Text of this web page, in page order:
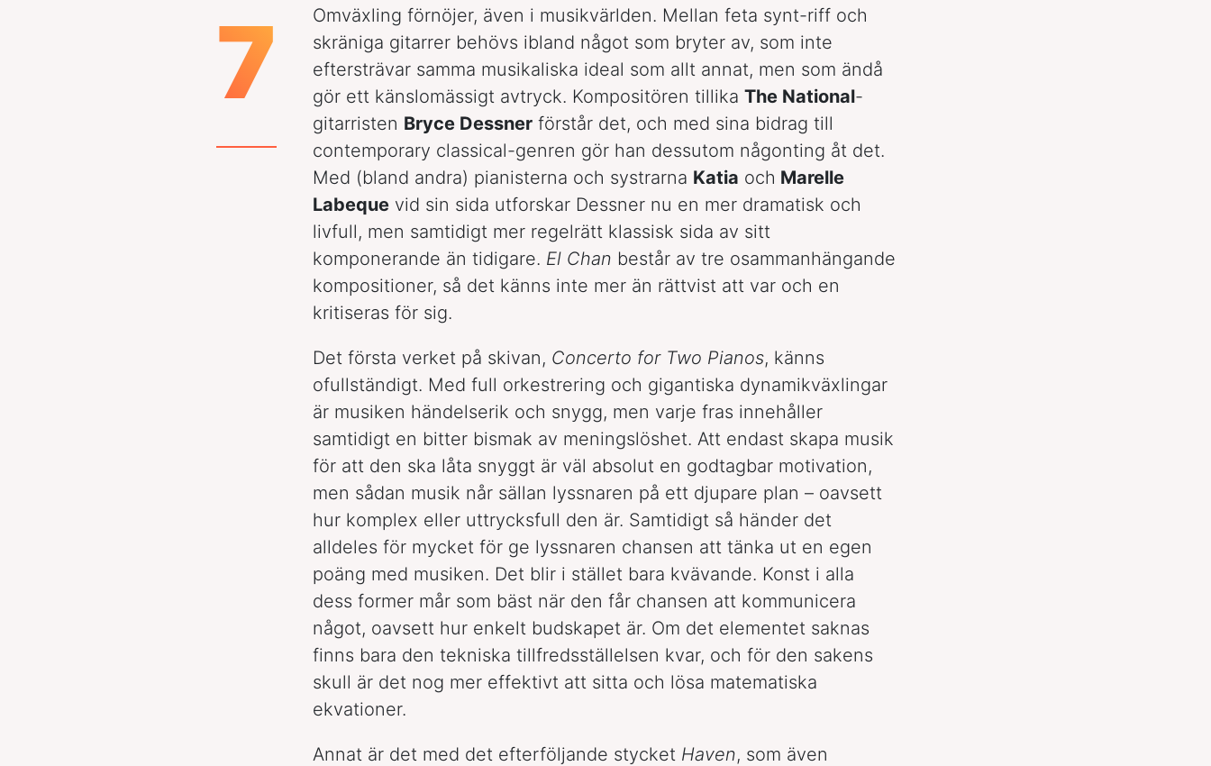
7
Omväxling förnöjer, även i musikvärlden. Mellan feta synt-riff och
skräniga gitarrer behövs ibland något som bryter av, som inte
eftersträvar samma musikaliska ideal som allt annat, men som ändå
gör ett känslomässigt avtryck. Kompositören tillika The National-
gitarristen Bryce Dessner förstår det, och med sina bidrag till
contemporary classical-genren gör han dessutom någonting åt det.
Med (bland andra) pianisterna och systrarna Katia och Marelle
Labeque vid sin sida utforskar Dessner nu en mer dramatisk och
livfull, men samtidigt mer regelrätt klassisk sida av sitt
komponerande än tidigare. El Chan består av tre osammanhängande
kompositioner, så det känns inte mer än rättvist att var och en
kritiseras för sig.
Det första verket på skivan, Concerto for Two Pianos, känns
ofullständigt. Med full orkestrering och gigantiska dynamikväxlingar
är musiken händelserik och snygg, men varje fras innehåller
samtidigt en bitter bismak av meningslöshet. Att endast skapa musik
för att den ska låta snyggt är väl absolut en godtagbar motivation,
men sådan musik når sällan lyssnaren på ett djupare plan – oavsett
hur komplex eller uttrycksfull den är. Samtidigt så händer det
alldeles för mycket för ge lyssnaren chansen att tänka ut en egen
poäng med musiken. Det blir i stället bara kvävande. Konst i alla
dess former mår som bäst när den får chansen att kommunicera
något, oavsett hur enkelt budskapet är. Om det elementet saknas
finns bara den tekniska tillfredsställelsen kvar, och för den sakens
skull är det nog mer effektivt att sitta och lösa matematiska
ekvationer.
Annat är det med det efterföljande stycket Haven, som även